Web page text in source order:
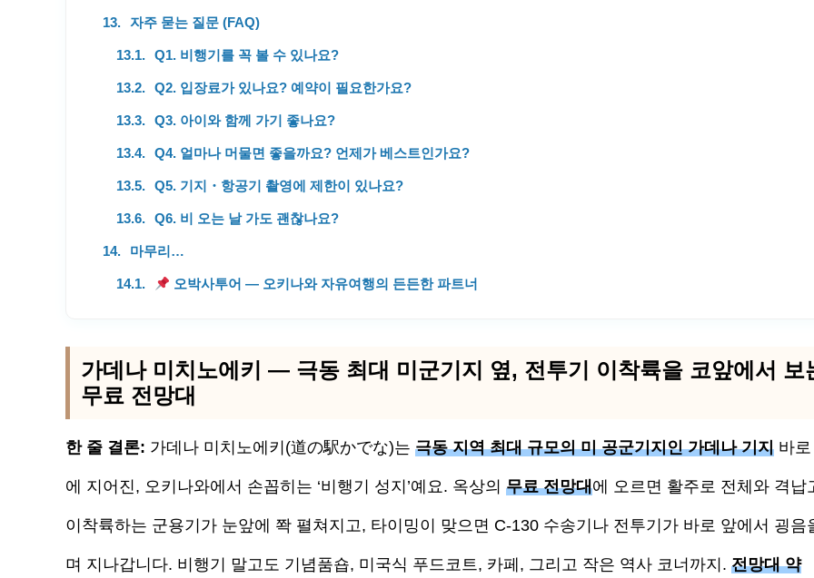
자주 묻는 질문 (FAQ)
Q1. 비행기를 꼭 볼 수 있나요?
Q2. 입장료가 있나요? 예약이 필요한가요?
Q3. 아이와 함께 가기 좋나요?
Q4. 얼마나 머물면 좋을까요? 언제가 베스트인가요?
Q5. 기지・항공기 촬영에 제한이 있나요?
Q6. 비 오는 날 가도 괜찮나요?
마무리…
오박사투어 — 오키나와 자유여행의 든든한 파트너
가데나 미치노에키 — 극동 최대 미군기지 옆, 전투기 이착륙을 코앞에서 보
무료 전망대
한 줄 결론: 가데나 미치노에키(道の駅かでな)는 극동 지역 최대 규모의 미 공군기지인 가데나 기지 바로
에 지어진, 오키나와에서 손꼽히는 ‘비행기 성지’예요. 옥상의 무료 전망대에 오르면 활주로 전체와 격납
이착륙하는 군용기가 눈앞에 쫙 펼쳐지고, 타이밍이 맞으면 C-130 수송기나 전투기가 바로 앞에서 굉음
며 지나갑니다. 비행기 말고도 기념품숍, 미국식 푸드코트, 카페, 그리고 작은 역사 코너까지. 전망대 약